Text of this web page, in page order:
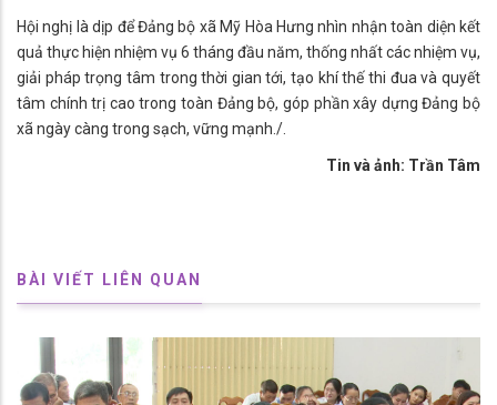
Hội nghị là dịp để Đảng bộ xã Mỹ Hòa Hưng nhìn nhận toàn diện kết
quả thực hiện nhiệm vụ 6 tháng đầu năm, thống nhất các nhiệm vụ,
giải pháp trọng tâm trong thời gian tới, tạo khí thế thi đua và quyết
tâm chính trị cao trong toàn Đảng bộ, góp phần xây dựng Đảng bộ
xã ngày càng trong sạch, vững mạnh./.
Tin và ảnh: Trần Tâm
BÀI VIẾT LIÊN QUAN